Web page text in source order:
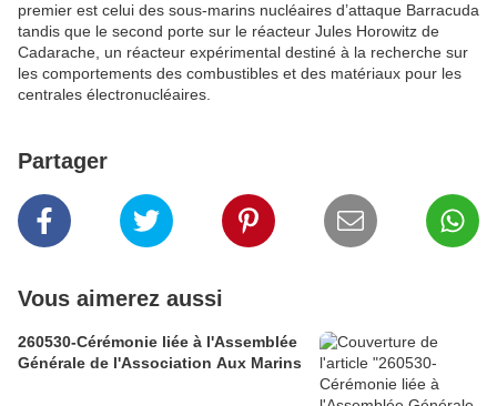
premier est celui des sous-marins nucléaires d’attaque Barracuda
tandis que le second porte sur le réacteur Jules Horowitz de
Cadarache, un réacteur expérimental destiné à la recherche sur
les comportements des combustibles et des matériaux pour les
centrales électronucléaires.
Partager
Vous aimerez aussi
260530-Cérémonie liée à l'Assemblée
Générale de l'Association Aux Marins